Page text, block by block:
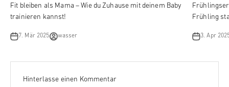
Fit bleiben als Mama – Wie du Zuhause mit deinem Baby
trainieren kannst!
7. Mär 2025 wasser
Frühling
3. Apr
Hinterlasse einen Kommentar